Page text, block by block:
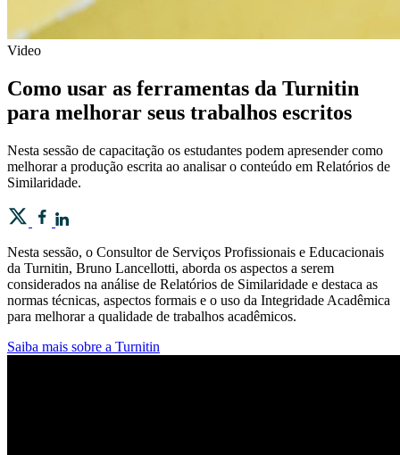
Video
Como usar as ferramentas da Turnitin
para melhorar seus trabalhos escritos
Nesta sessão de capacitação os estudantes podem apresender como
melhorar a produção escrita ao analisar o conteúdo em Relatórios de
Similaridade.
Nesta sessão, o Consultor de Serviços Profissionais e Educacionais
da Turnitin, Bruno Lancellotti, aborda os aspectos a serem
considerados na análise de Relatórios de Similaridade e destaca as
normas técnicas, aspectos formais e o uso da Integridade Acadêmica
para melhorar a qualidade de trabalhos acadêmicos.
Saiba mais sobre a Turnitin